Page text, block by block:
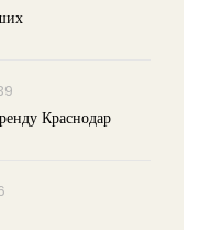
Краснодар